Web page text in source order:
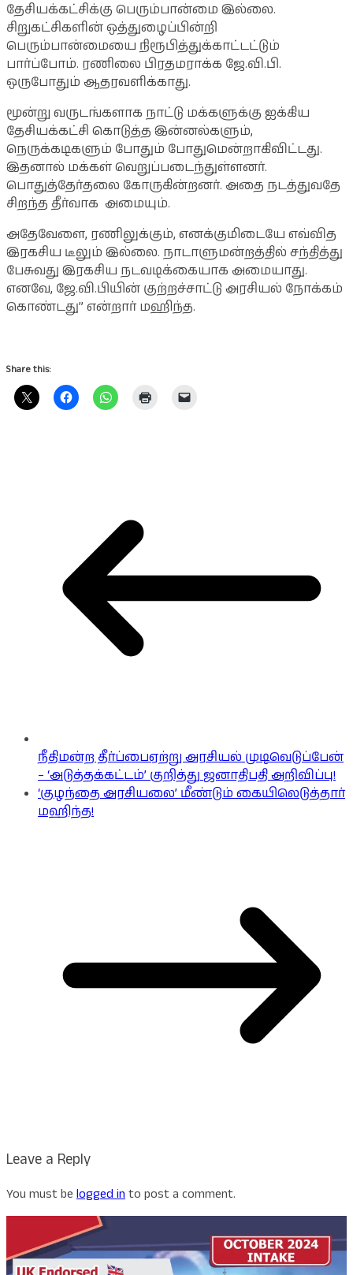
தேசியக்கட்சிக்கு பெரும்பான்மை இல்லை.
சிறுகட்சிகளின் ஒத்துழைப்பின்றி
பெரும்பான்மையை நிரூபித்துக்காட்டட்டும்
பார்ப்போம். ரணிலை பிரதமராக்க ஜே.வி.பி.
ஒருபோதும் ஆதரவளிக்காது.
மூன்று வருடங்களாக நாட்டு மக்களுக்கு ஐக்கிய
தேசியக்கட்சி கொடுத்த இன்னல்களும்,
நெருக்கடிகளும் போதும் போதுமென்றாகிவிட்டது.
இதனால் மக்கள் வெறுப்படைந்துள்ளனர்.
பொதுத்தேர்தலை கோருகின்றனர். அதை நடத்துவதே
சிறந்த தீர்வாக அமையும்.
அதேவேளை, ரணிலுக்கும், எனக்குமிடையே எவ்வித
இரகசிய டீலும் இல்லை. நாடாளுமன்றத்தில் சந்தித்து
பேசுவது இரகசிய நடவடிக்கையாக அமையாது.
எனவே, ஜே.வி.பியின் குற்றச்சாட்டு அரசியல் நோக்கம்
கொண்டது” என்றார் மஹிந்த.
Share this:
நீதிமன்ற தீர்ப்பைஏற்று அரசியல் முடிவெடுப்பேன்
– ‘அடுத்தக்கட்டம்’ குறித்து ஜனாதிபதி அறிவிப்பு!
‘குழந்தை அரசியலை’ மீண்டும் கையிலெடுத்தார்
மஹிந்த!
Leave a Reply
You must be logged into post a comment.